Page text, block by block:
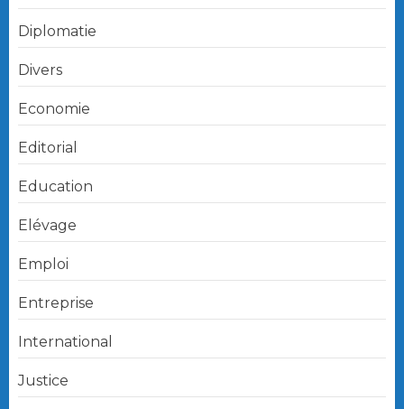
Diplomatie
Divers
Economie
Editorial
Education
Elévage
Emploi
Entreprise
International
Justice